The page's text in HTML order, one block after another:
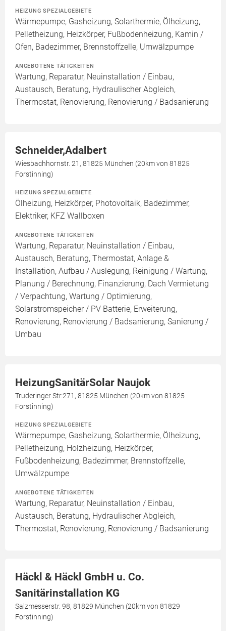
HEIZUNG SPEZIALGEBIETE
Wärmepumpe, Gasheizung, Solarthermie, Ölheizung,
Pelletheizung, Heizkörper, Fußbodenheizung, Kamin /
Ofen, Badezimmer, Brennstoffzelle, Umwälzpumpe
ANGEBOTENE TÄTIGKEITEN
Wartung, Reparatur, Neuinstallation / Einbau,
Austausch, Beratung, Hydraulischer Abgleich,
Thermostat, Renovierung, Renovierung / Badsanierung
Schneider,Adalbert
Wiesbachhornstr. 21, 81825 München (20km von 81825
Forstinning)
HEIZUNG SPEZIALGEBIETE
Ölheizung, Heizkörper, Photovoltaik, Badezimmer,
Elektriker, KFZ Wallboxen
ANGEBOTENE TÄTIGKEITEN
Wartung, Reparatur, Neuinstallation / Einbau,
Austausch, Beratung, Thermostat, Anlage &
Installation, Aufbau / Auslegung, Reinigung / Wartung,
Planung / Berechnung, Finanzierung, Dach Vermietung
/ Verpachtung, Wartung / Optimierung,
Solarstromspeicher / PV Batterie, Erweiterung,
Renovierung, Renovierung / Badsanierung, Sanierung /
Umbau
HeizungSanitärSolar Naujok
Truderinger Str.271, 81825 München (20km von 81825
Forstinning)
HEIZUNG SPEZIALGEBIETE
Wärmepumpe, Gasheizung, Solarthermie, Ölheizung,
Pelletheizung, Holzheizung, Heizkörper,
Fußbodenheizung, Badezimmer, Brennstoffzelle,
Umwälzpumpe
ANGEBOTENE TÄTIGKEITEN
Wartung, Reparatur, Neuinstallation / Einbau,
Austausch, Beratung, Hydraulischer Abgleich,
Thermostat, Renovierung, Renovierung / Badsanierung
Häckl & Häckl GmbH u. Co.
Sanitärinstallation KG
Salzmesserstr. 98, 81829 München (20km von 81829
Forstinning)